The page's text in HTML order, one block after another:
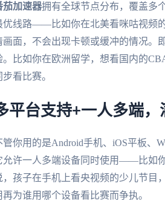
茄加速器拥有全球节点分布，覆盖多
优线路——比如你在北美看咪咕视频
画面，不会出现卡顿或缓冲的情况。
。比如你在欧洲留学，想看国内的
步看比赛。
平台支持+一人多端
管你用的是Android手机、iOS平板、
允许一人多端设备同时使用——比如
，孩子在手机上看央视频的少儿节目
再为谁用哪个设备看比赛而争执。